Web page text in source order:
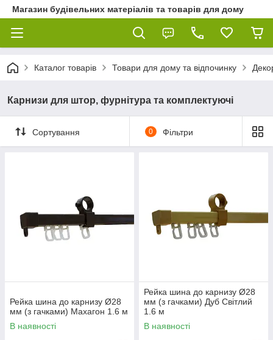
Магазин будівельних матеріалів та товарів для дому
Каталог товарів Товари для дому та відпочинку
Карнизи для штор, фурнітура та комплектуючі
Сортування 0 Фільтри
Рейка шина до карнизу Ø28
мм (з гачками) Махагон 1.6 м
В наявності
Рейка шина до карнизу Ø28
мм (з гачками) Дуб Світлий
1.6 м
В наявності